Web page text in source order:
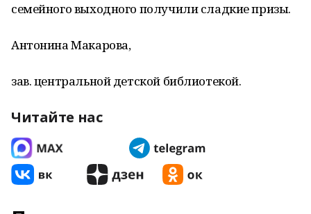
семейного выходного получили сладкие призы.
Антонина Макарова,
зав. центральной детской библиотекой.
Читайте нас